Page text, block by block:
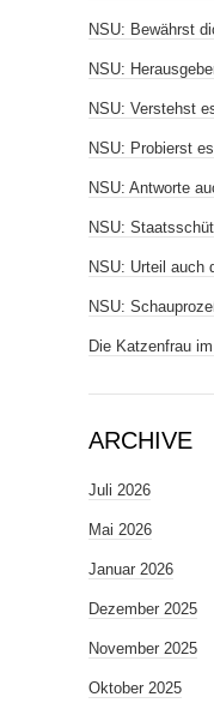
NSU: Bewährst
NSU:
NSU: Verstehst
NSU: Probierst
NSU: Antworte
NSU:
NSU: Urteil auch
NSU:
Die Katzenfrau
ARCHIVE
Juli 2026
Mai 2026
Januar 2026
Dezember 2025
November 2025
Oktober 2025